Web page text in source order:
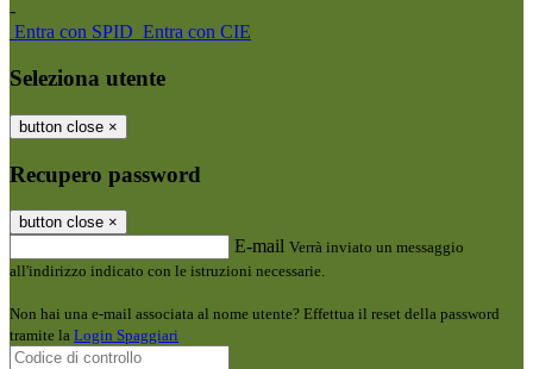
-
Entra con SPID Entra con CIE
Seleziona utente
button close ×
Recupero password
button close ×
E-mail Verrà inviato un messaggio
all'indirizzo indicato con le istruzioni necessarie.
Non hai una e-mail associata al nome utente? Effettua il reset della password
tramite la Login Spaggiari